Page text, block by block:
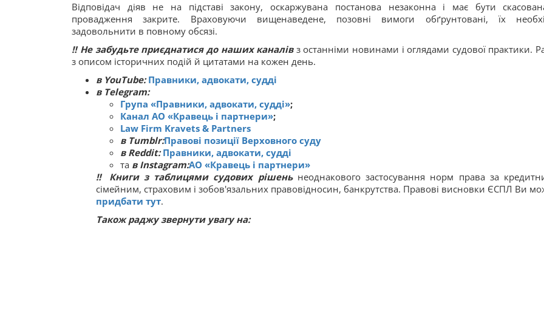
Відповідач діяв не на підставі закону, оскаржувана постанова незаконна і має бути
провадження закрите. Враховуючи вищенаведене, позовні вимоги обґрунтовані, їх
задовольнити в повному обсязі.
‼ Не забудьте приєднатися до наших каналівз останніми новинами і оглядами судової практики.
з описом історичних подій й цитатами на кожен день.
в YouTube:Правники, адвокати, судді
в Telegram:
Група «Правники, адвокати, судді»;
Канал АО «Кравець і партнери»;
Law Firm Kravets & Partners
в Tumblr:Правові позиції Верховного суду
в Reddit:Правники, адвокати, судді
та в Instagram:АО «Кравець і партнери»
‼ Книги з таблицями судових рішеньнеоднакового застосування норм права за
сімейним, страховим і зобов'язальних правовідносин, банкрутства. Правові висновки ЄСПЛ Ви
придбати тут.
Також раджу звернути увагу на: